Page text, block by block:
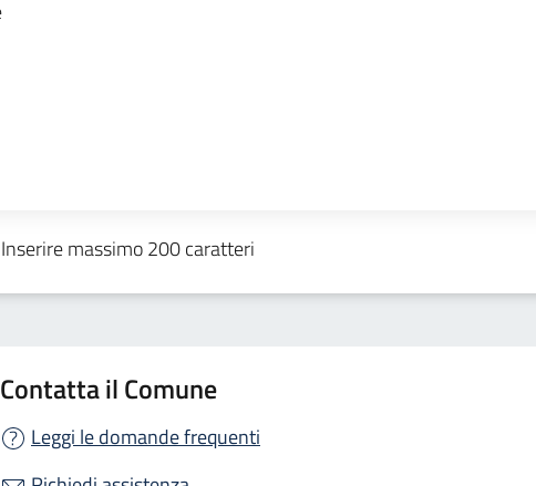
Contatta il Comune
Leggi le domande frequenti